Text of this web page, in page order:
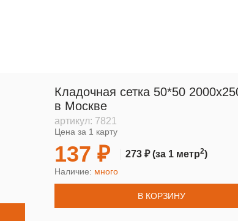
Кладочная сетка 50*50
в Москве
артикул: 7821
Цена за 1 карту
137 ₽ 273 ₽(за 1 метр2)
Наличие: много
В КОРЗИНУ